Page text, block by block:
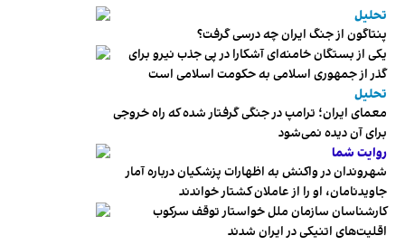
تحلیل
پنتاگون از جنگ ایران چه درسی گرفت؟
یکی از بستگان خامنه‌ای آشکارا در پی جذب نیرو برای
گذر از جمهوری اسلامی به حکومت اسلامی است
تحلیل
معمای ایران؛ ترامپ در جنگی گرفتار شده که راه خروجی
برای آن دیده نمی‌شود
روایت شما
شهروندان در واکنش به اظهارات پزشکیان درباره آمار
جاویدنامان، او را از عاملان کشتار خواندند
کارشناسان سازمان ملل خواستار توقف سرکوب
اقلیت‌های اتنیکی در ایران شدند